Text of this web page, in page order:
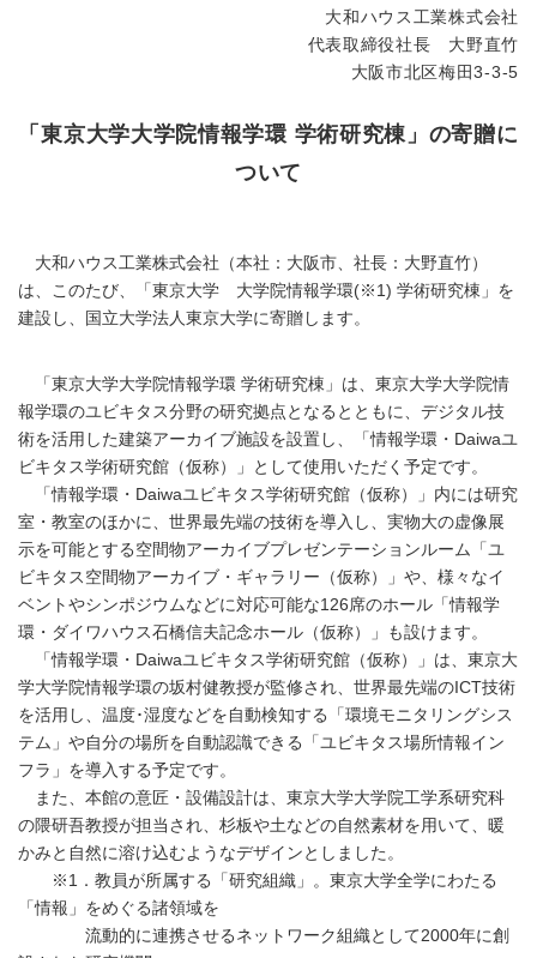
大和ハウス工業株式会社
代表取締役社長 大野直竹
大阪市北区梅田3-3-5
「東京大学大学院情報学環 学術研究棟」の寄贈に
ついて
大和ハウス工業株式会社（本社：大阪市、社長：大野直竹）
は、このたび、「東京大学 大学院情報学環(※1) 学術研究棟」を
建設し、国立大学法人東京大学に寄贈します。
「東京大学大学院情報学環 学術研究棟」は、東京大学大学院情
報学環のユビキタス分野の研究拠点となるとともに、デジタル技
術を活用した建築アーカイブ施設を設置し、「情報学環・Daiwaユ
ビキタス学術研究館（仮称）」として使用いただく予定です。
「情報学環・Daiwaユビキタス学術研究館（仮称）」内には研究
室・教室のほかに、世界最先端の技術を導入し、実物大の虚像展
示を可能とする空間物アーカイブプレゼンテーションルーム「ユ
ビキタス空間物アーカイブ・ギャラリー（仮称）」や、様々なイ
ベントやシンポジウムなどに対応可能な126席のホール「情報学
環・ダイワハウス石橋信夫記念ホール（仮称）」も設けます。
「情報学環・Daiwaユビキタス学術研究館（仮称）」は、東京大
学大学院情報学環の坂村健教授が監修され、世界最先端のICT技術
を活用し、温度･湿度などを自動検知する「環境モニタリングシス
テム」や自分の場所を自動認識できる「ユビキタス場所情報イン
フラ」を導入する予定です。
また、本館の意匠・設備設計は、東京大学大学院工学系研究科
の隈研吾教授が担当され、杉板や土などの自然素材を用いて、暖
かみと自然に溶け込むようなデザインとしました。
※1．教員が所属する「研究組織」。東京大学全学にわたる
「情報」をめぐる諸領域を
流動的に連携させるネットワーク組織として2000年に創